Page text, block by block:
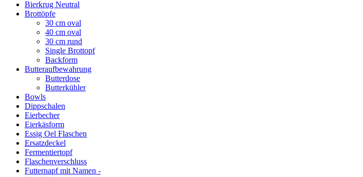
Bierkrug Neutral
Brottöpfe
30 cm oval
40 cm oval
30 cm rund
Single Brottopf
Backform
Butteraufbewahrung
Butterdose
Butterkühler
Bowls
Dippschalen
Eierbecher
Eierkäsform
Essig Oel Flaschen
Ersatzdeckel
Fermentiertopf
Flaschenverschluss
Futternapf mit Namen -